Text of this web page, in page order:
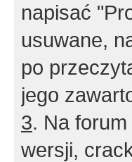
napisać
usuwane,
po
jego
3. Na
wersji,